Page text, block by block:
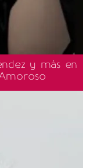
y más en